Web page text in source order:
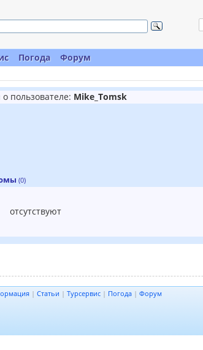
Погода Форум
пользователе: Mike_Tomsk
(0)
отсутствуют
| Статьи | Турсервис | Погода | Форум